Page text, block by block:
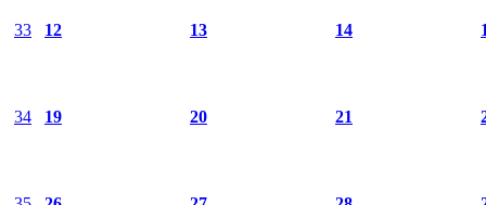
33 12 13 14
34 19 20 21